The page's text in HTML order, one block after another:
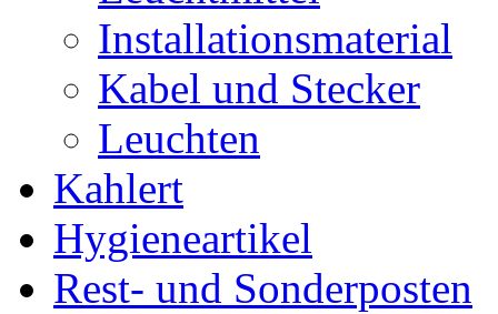
Installationsmaterial
Kabel und Stecker
Leuchten
Kahlert
Hygieneartikel
Rest- und Sonderposten